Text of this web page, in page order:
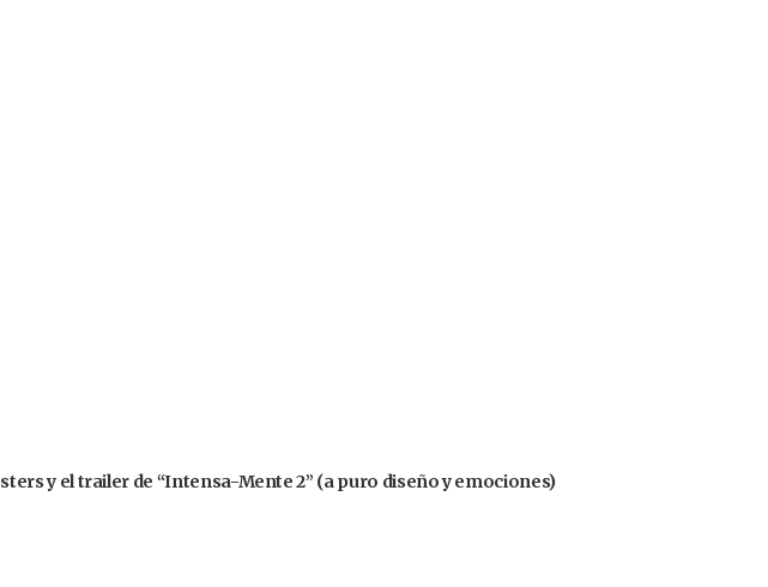
y el trailer de “Intensa-Mente 2” (a puro diseño y emociones)